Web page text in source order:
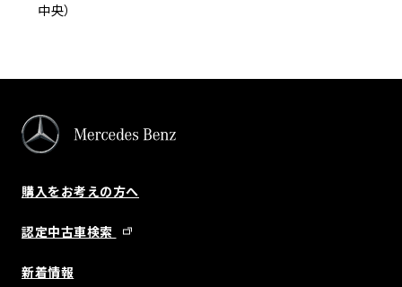
中央）
購入をお考えの方へ
認定中古車検索
新着情報